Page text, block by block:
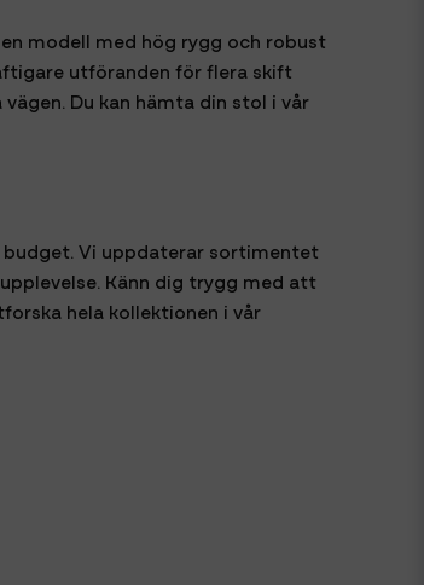
modell med hög rygg och robust
utföranden för flera skift
Du kan hämta din stol i vår
Vi uppdaterar sortimentet
Känn dig trygg med att
hela kollektionen i vår